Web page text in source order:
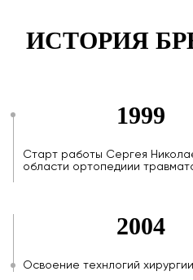
ИСТОРИЯ
1999
Старт работы Сергея
области ортопедиии
2004
Освоение технлогий